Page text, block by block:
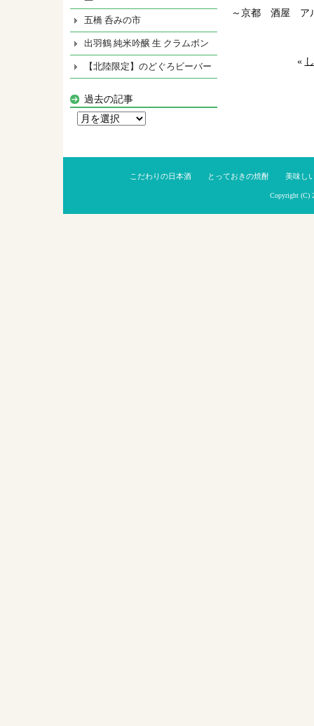
～京都 酒屋 ア
«
五橋 呑みの市
出羽鶴 純米吟醸 生 クラムボン
【北陸限定】のどぐろビーバー
過去の記事
こだわりの日本酒 とっておきの焼酎 美味し
Copyright (C)